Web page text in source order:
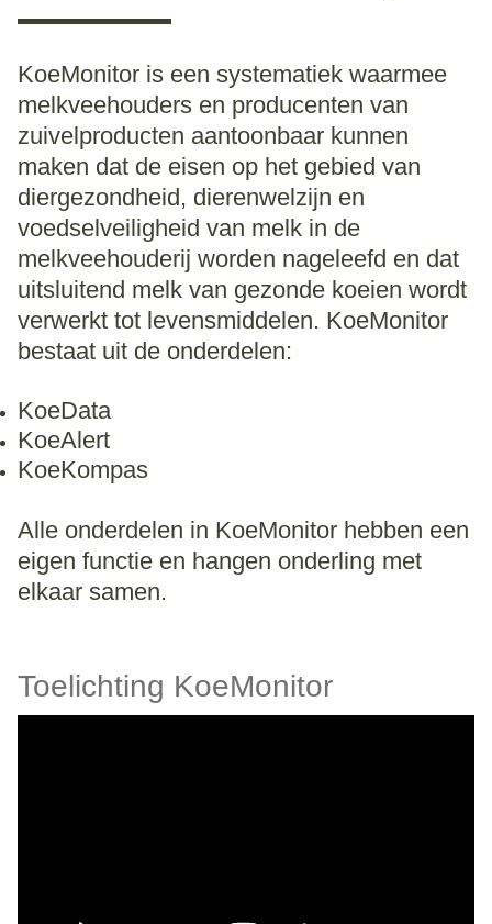
KoeMonitor is een systematiek waarmee
melkveehouders en producenten van
zuivelproducten aantoonbaar kunnen
maken dat de eisen op het gebied van
diergezondheid, dierenwelzijn en
voedselveiligheid van melk in de
melkveehouderij worden nageleefd en dat
uitsluitend melk van gezonde koeien wordt
verwerkt tot levensmiddelen. KoeMonitor
bestaat uit de onderdelen:
KoeData
KoeAlert
KoeKompas
Alle onderdelen in KoeMonitor hebben een
eigen functie en hangen onderling met
elkaar samen.
Toelichting KoeMonitor